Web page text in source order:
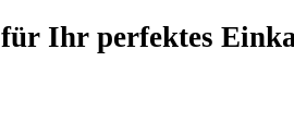
Ihr perfektes